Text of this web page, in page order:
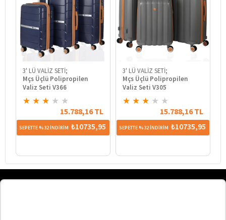
3' LÜ VALİZ SETİ;
Mçs Üçlü Polipropilen
Valiz Seti V366
★ ★ ★ ★ ★
15.788,16 TL
SEPETTE %32 İNDİRİM ₺10735,95
3' LÜ VALİZ SETİ;
Mçs Üçlü Polipropilen
Valiz Seti V305
★ ★ ★ ★ ★
15.788,16 TL
SEPETTE %32 İNDİRİM ₺10735,95